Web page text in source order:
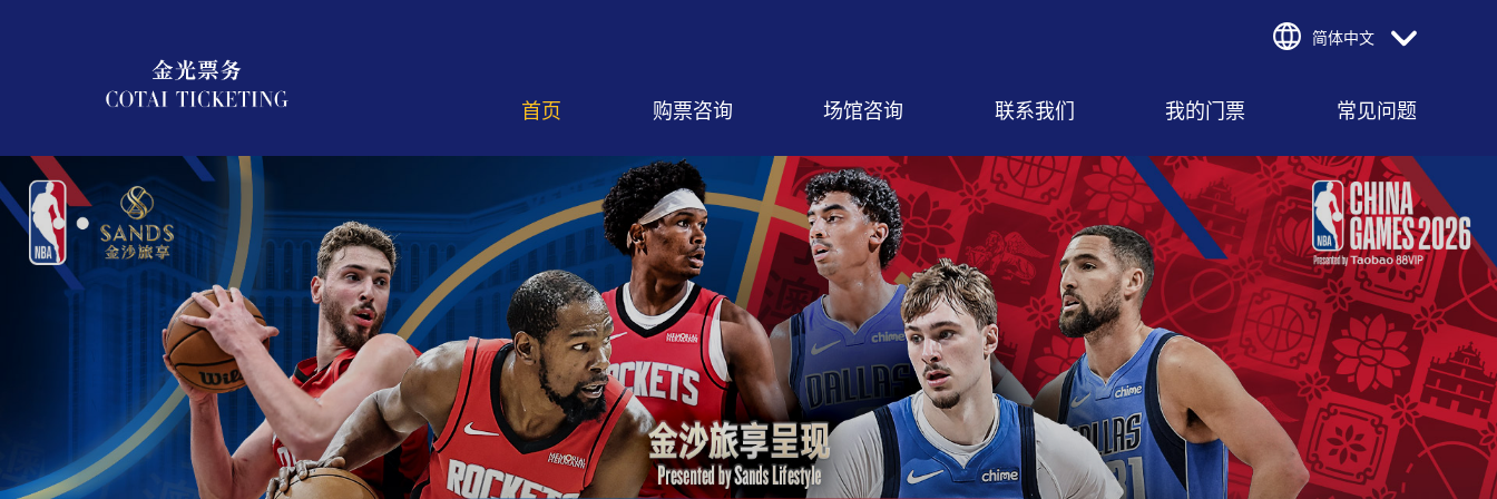
简体中文
首页 购票咨询 场馆咨询 联系我们 我的门票 常见问题